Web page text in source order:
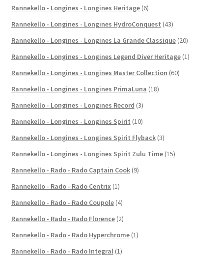
Rannekello - Longines - Longines Heritage (6)
Rannekello - Longines - Longines HydroConquest (43)
Rannekello - Longines - Longines La Grande Classique (20)
Rannekello - Longines - Longines Legend Diver Heritage (1)
Rannekello - Longines - Longines Master Collection (60)
Rannekello - Longines - Longines PrimaLuna (18)
Rannekello - Longines - Longines Record (3)
Rannekello - Longines - Longines Spirit (10)
Rannekello - Longines - Longines Spirit Flyback (3)
Rannekello - Longines - Longines Spirit Zulu Time (15)
Rannekello - Rado - Rado Captain Cook (9)
Rannekello - Rado - Rado Centrix (1)
Rannekello - Rado - Rado Coupole (4)
Rannekello - Rado - Rado Florence (2)
Rannekello - Rado - Rado Hyperchrome (1)
Rannekello - Rado - Rado Integral (1)